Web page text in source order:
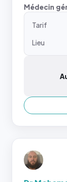
Médecin
Tarif
Lieu